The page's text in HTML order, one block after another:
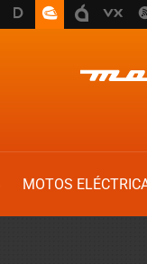
MOTOS